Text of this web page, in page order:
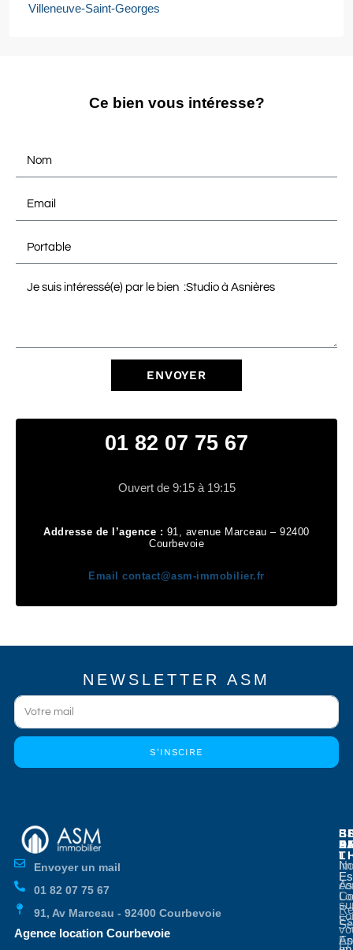
Villeneuve-Saint-Georges
Ce bien vous intéresse?
ENVOYER
01 82 07 75 67
Ouvert de 9:15 à 19:15
Addresse de l’agence : 91, avenue Marceau – 92400
Courbevoie
Emailcontact@asm-immobilier.fr
NEWSLETTER ASM
S'INSCIRE
Envoyer un mail
01 82 07 75 67
91, Av Marceau - 92400 Courbevoie
Agence location Courbevoie